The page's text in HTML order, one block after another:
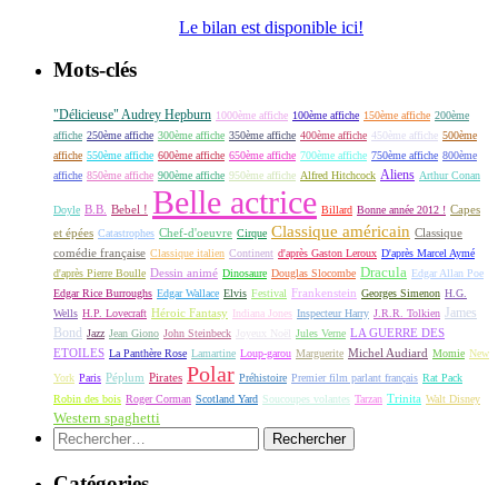
Le bilan est disponible ici!
Mots-clés
"Délicieuse" Audrey Hepburn 1000ème affiche 100ème affiche 150ème affiche 200ème
affiche 250ème affiche 300ème affiche 350ème affiche 400ème affiche 450ème affiche 500ème
affiche 550ème affiche 600ème affiche 650ème affiche 700ème affiche 750ème affiche 800ème
affiche 850ème affiche 900ème affiche 950ème affiche Alfred Hitchcock Aliens Arthur Conan
Doyle B.B. Bebel ! Belle actrice Billard Bonne année 2012 ! Capes
et épées Catastrophes Chef-d'oeuvre Cirque Classique américain Classique
comédie française Classique italien Continent d'après Gaston Leroux D'après Marcel Aymé
d'après Pierre Boulle Dessin animé Dinosaure Douglas Slocombe Dracula Edgar Allan Poe
Edgar Rice Burroughs Edgar Wallace Elvis Festival Frankenstein Georges Simenon H.G.
Wells H.P. Lovecraft Héroic Fantasy Indiana Jones Inspecteur Harry J.R.R. Tolkien James
Bond Jazz Jean Giono John Steinbeck Joyeux Noël Jules Verne LA GUERRE DES
ETOILES La Panthère Rose Lamartine Loup-garou Marguerite Michel Audiard Momie New
York Paris Péplum Pirates Polar Préhistoire Premier film parlant français Rat Pack
Robin des bois Roger Corman Scotland Yard Soucoupes volantes Tarzan Trinita Walt Disney
Western spaghetti
Rechercher :